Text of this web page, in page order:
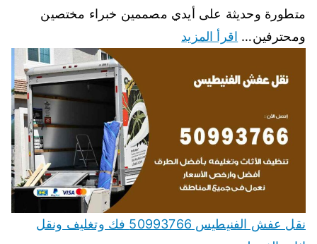
متطورة وحديثة على أيدي مصممين خبراء مختصين
ومحترفين… اقرأ المزيد
نقل عفش الفنيطيس 50993766 فك وتغليف ونقل